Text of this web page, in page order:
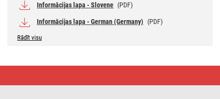
Informācijas lapa - Slovene (PDF)
Informācijas lapa - German (Germany) (PDF)
Rādīt visu